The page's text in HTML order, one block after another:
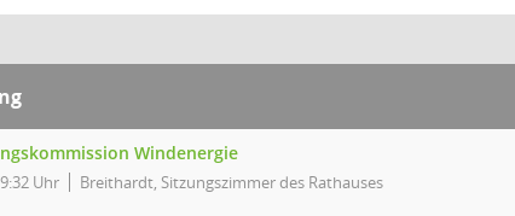
Windenergie
Uhr Breithardt, Sitzungszimmer des Rathauses